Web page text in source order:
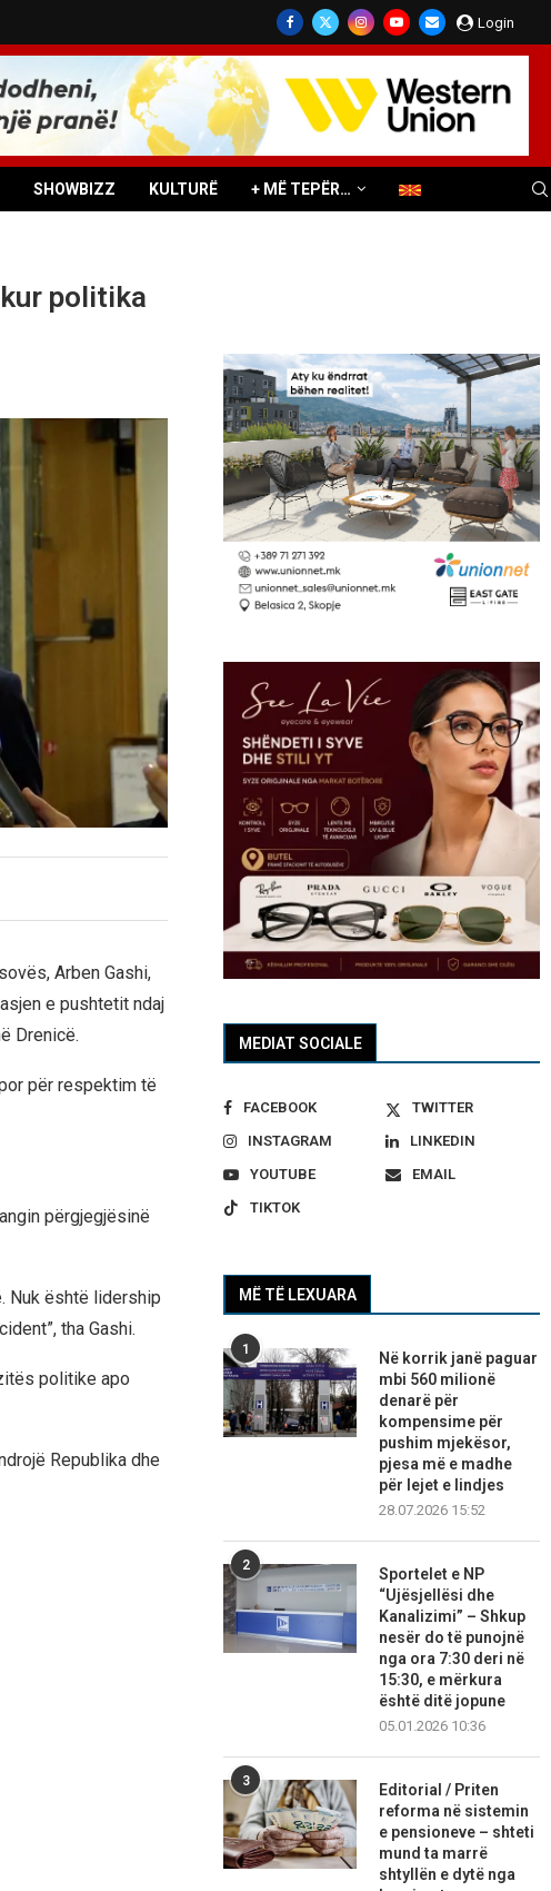
Login
SHOWBIZZ KULTURË + MË TEPËR…
politika
Arben Gashi,
e pushtetit ndaj
Drenicë.
për respektim të
përgjegjësinë
Nuk është lidership
tha Gashi.
politike apo
Republika dhe
MEDIAT SOCIALE
FACEBOOK
TWITTER
INSTAGRAM
LINKEDIN
YOUTUBE
EMAIL
TIKTOK
MË TË LEXUARA
1
Në korrik janë paguar
mbi 560 milionë
denarë për
kompensime për
pushim mjekësor,
pjesa më e madhe
për lejet e lindjes
28.07.2026 15:52
2
Sportelet e NP
“Ujësjellësi dhe
Kanalizimi” – Shkup
nesër do të punojnë
nga ora 7:30 deri në
15:30, e mërkura
është ditë jopune
05.01.2026 10:36
3
Editorial / Priten
reforma në sistemin
e pensioneve – shteti
mund ta marrë
shtyllën e dytë nga